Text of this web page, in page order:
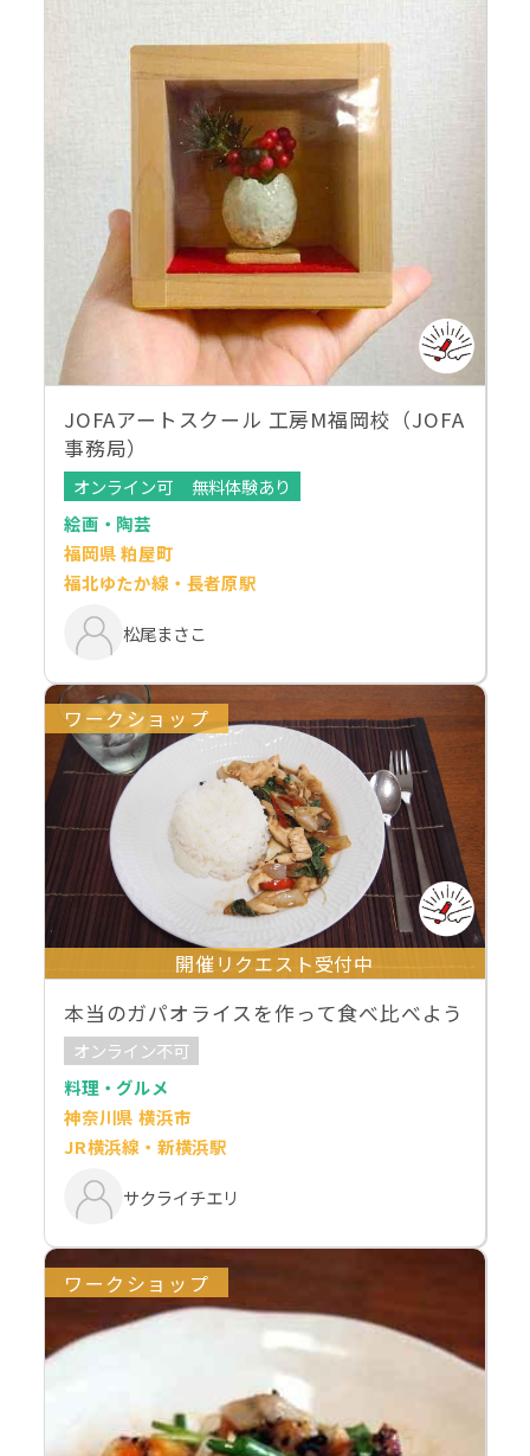
JOFAアートスクール 工房M福岡校（JOFA
事務局）
オンライン可
無料体験あり
絵画・陶芸
福岡県 粕屋町
福北ゆたか線・長者原駅
松尾まさこ
ワークショップ
開催リクエスト受付中
本当のガパオライスを作って食べ比べよう
オンライン不可
料理・グルメ
神奈川県 横浜市
JR横浜線・新横浜駅
サクライチエリ
ワークショップ